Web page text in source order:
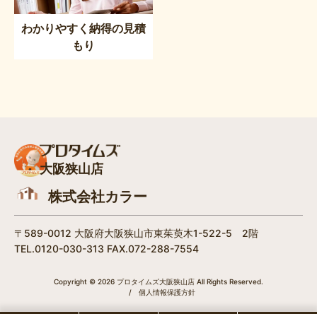
わかりやすく納得の見積
もり
大阪狭山店
株式会社カラー
〒589-0012 大阪府大阪狭山市東茱萸木1-522-5 2階
TEL.0120-030-313 FAX.072-288-7554
Copyright © 2026 プロタイムズ大阪狭山店 All Rights Reserved.
/
個人情報保護方針